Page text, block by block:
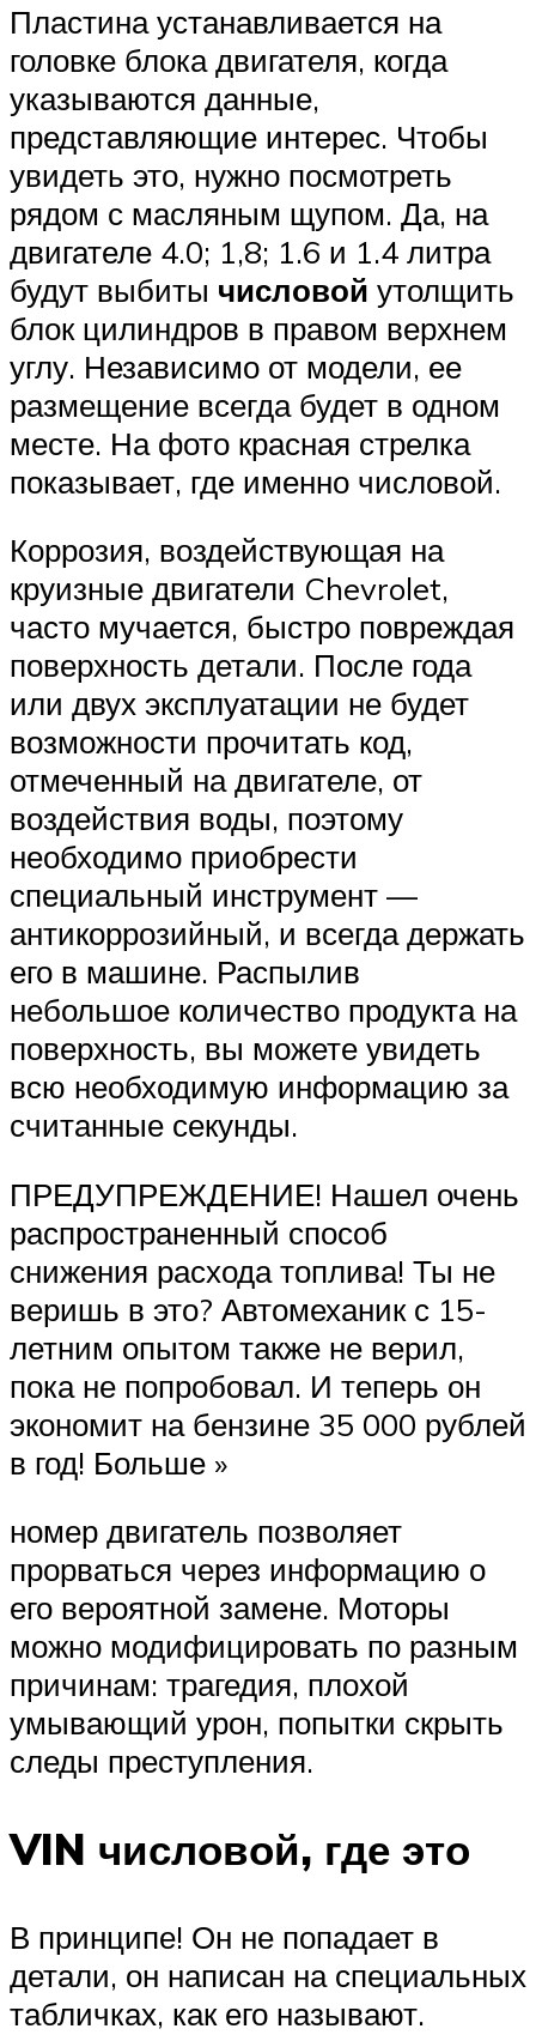
Пластина устанавливается на
головке блока двигателя, когда
указываются данные,
представляющие интерес. Чтобы
увидеть это, нужно посмотреть
рядом с масляным щупом. Да, на
двигателе 4.0; 1,8; 1.6 и 1.4 литра
будут выбиты числовой утолщить
блок цилиндров в правом верхнем
углу. Независимо от модели, ее
размещение всегда будет в одном
месте. На фото красная стрелка
показывает, где именно числовой.
Коррозия, воздействующая на
круизные двигатели Chevrolet,
часто мучается, быстро повреждая
поверхность детали. После года
или двух эксплуатации не будет
возможности прочитать код,
отмеченный на двигателе, от
воздействия воды, поэтому
необходимо приобрести
специальный инструмент —
антикоррозийный, и всегда держать
его в машине. Распылив
небольшое количество продукта на
поверхность, вы можете увидеть
всю необходимую информацию за
считанные секунды.
ПРЕДУПРЕЖДЕНИЕ! Нашел очень
распространенный способ
снижения расхода топлива! Ты не
веришь в это? Автомеханик с 15-
летним опытом также не верил,
пока не попробовал. И теперь он
экономит на бензине 35 000 рублей
в год! Больше »
номер двигатель позволяет
прорваться через информацию о
его вероятной замене. Моторы
можно модифицировать по разным
причинам: трагедия, плохой
умывающий урон, попытки скрыть
следы преступления.
VIN числовой, где это
В принципе! Он не попадает в
детали, он написан на специальных
табличках, как его называют.